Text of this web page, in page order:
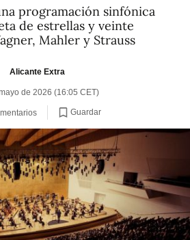
programación sinfónica
de estrellas y veinte
Mahler y Strauss
Alicante Extra
de 2026 (16:05 CET)
Guardar